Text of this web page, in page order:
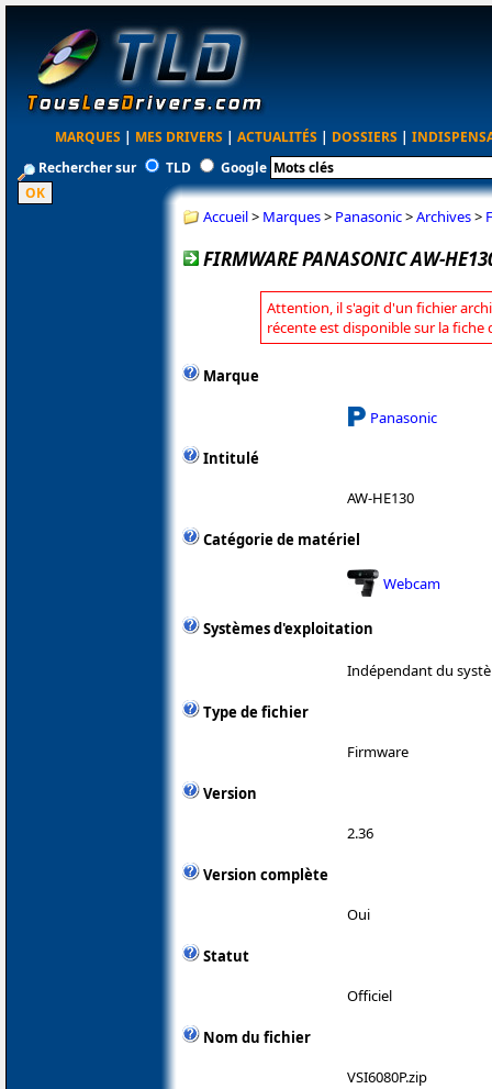
MARQUES | MES DRIVERS | ACTUALITÉS | DOSSIERS |
Rechercher sur
TLD Google
Accueil> Marques> Panasonic>Archives>
FIRMWARE PANASONIC AW-
Attention, il s'agit d'un fichier
récente est disponible sur la fiche
Marque
Panasonic
Intitulé
AW-HE130
Catégorie de matériel
Webcam
Systèmes d'exploitation
Indépendant du
Type de fichier
Firmware
Version
2.36
Version complète
Oui
Statut
Officiel
Nom du fichier
VSI6080P.zip